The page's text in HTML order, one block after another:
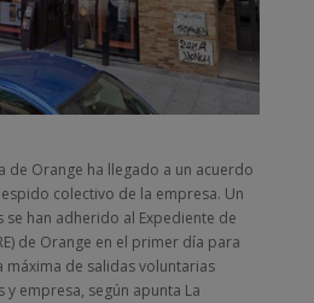
de Orange ha llegado a un acuerdo
colectivo de la empresa. Un
han adherido al Expediente de
de Orange en el primer día para
máxima de salidas voluntarias
empresa, según apunta La